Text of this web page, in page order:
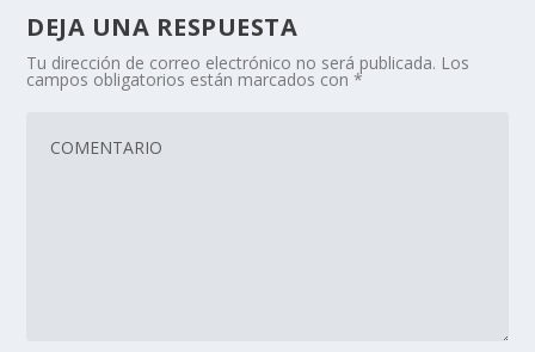
DEJA UNA RESPUESTA
Tu dirección de correo electrónico no será publicada. Los
campos obligatorios están marcados con*